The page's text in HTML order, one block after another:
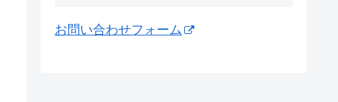
お問い合わせフォーム